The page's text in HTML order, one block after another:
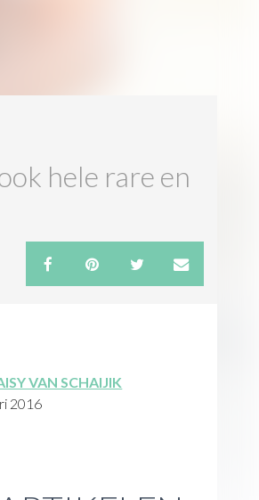
hele rare en
VAN SCHAIJIK
2016